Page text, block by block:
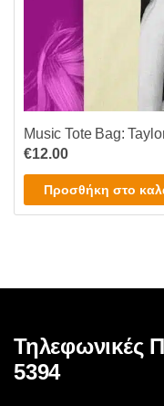
Music Tote Bag:
€12.00
Προσθήκη στο
Τηλεφωνικές
5394